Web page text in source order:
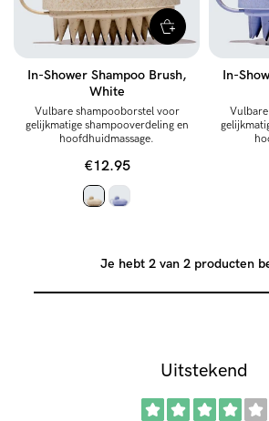
In-Shower Shampoo Brush,
White
Vulbare shampooborstel voor
gelijkmatige shampooverdeling en
hoofdhuidmassage.
€12.95
In-
Je hebt 2 van 2 producten
Uitstekend